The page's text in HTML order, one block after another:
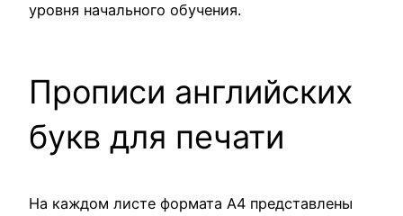
уровня начального обучения.
Прописи английских
букв для печати
На каждом листе формата А4 представлены